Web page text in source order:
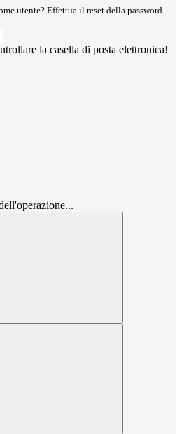
utente? Effettua il reset della password
la casella di posta elettronica!